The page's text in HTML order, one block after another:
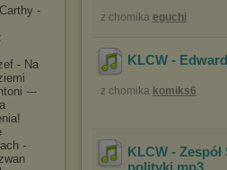
-
- Na
---
ch -
z chomika eguchi
KLCW -
z chomika komiks6
KLCW -